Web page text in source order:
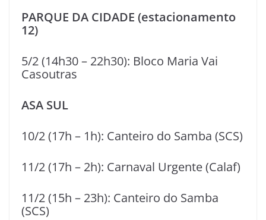
PARQUE DA CIDADE (estacionamento
12)
5/2 (14h30 – 22h30): Bloco Maria Vai
Casoutras
ASA SUL
10/2 (17h – 1h): Canteiro do Samba (SCS)
11/2 (17h – 2h): Carnaval Urgente (Calaf)
11/2 (15h – 23h): Canteiro do Samba
(SCS)